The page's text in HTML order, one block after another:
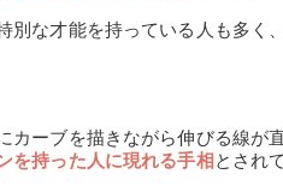
別な才能を持っている人も多く
カーブを描きながら伸びる線が
を持った人に現れる手相とされ